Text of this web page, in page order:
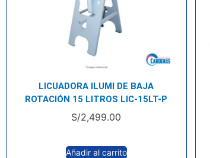
LICUADORA ILUMI DE BAJA
ROTACIÓN 15 LITROS LIC-15LT-P
S/2,499.00
Añadir al carrito